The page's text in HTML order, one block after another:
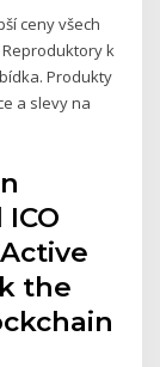
ceny všech
k
Produkty
a slevy na
the